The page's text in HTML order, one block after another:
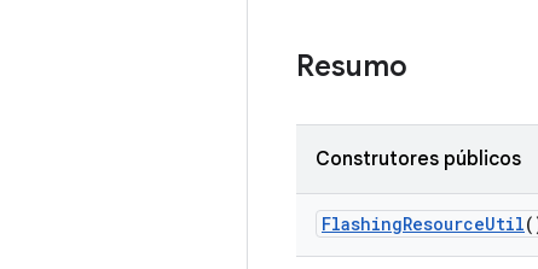
Resumo
Construtores públicos
FlashingResourceUtil